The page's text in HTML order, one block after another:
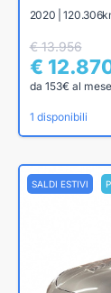
2020 |
€ 13.956
€
da 153€ al mese
1 disponibili
SALDI ESTIVI